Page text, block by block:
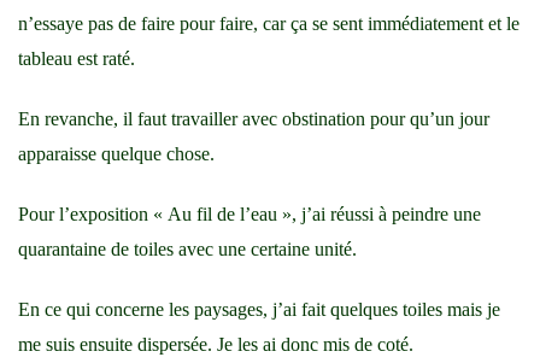
n’essaye pas de faire pour faire, car ça se sent immédiatement et le
tableau est raté.
En revanche, il faut travailler avec obstination pour qu’un jour
apparaisse quelque chose.
Pour l’exposition « Au fil de l’eau », j’ai réussi à peindre une
quarantaine de toiles avec une certaine unité.
En ce qui concerne les paysages, j’ai fait quelques toiles mais je
me suis ensuite dispersée. Je les ai donc mis de coté.